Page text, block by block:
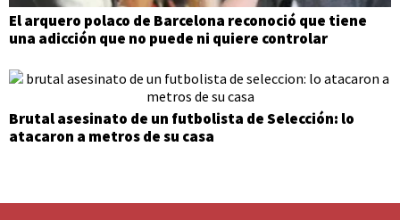
El arquero polaco de Barcelona reconoció que tiene
una adicción que no puede ni quiere controlar
Brutal asesinato de un futbolista de Selección: lo
atacaron a metros de su casa